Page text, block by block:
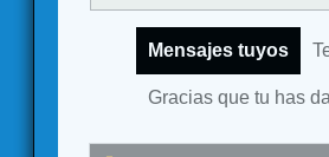
Mensajes tuyos
Gracias que tu has